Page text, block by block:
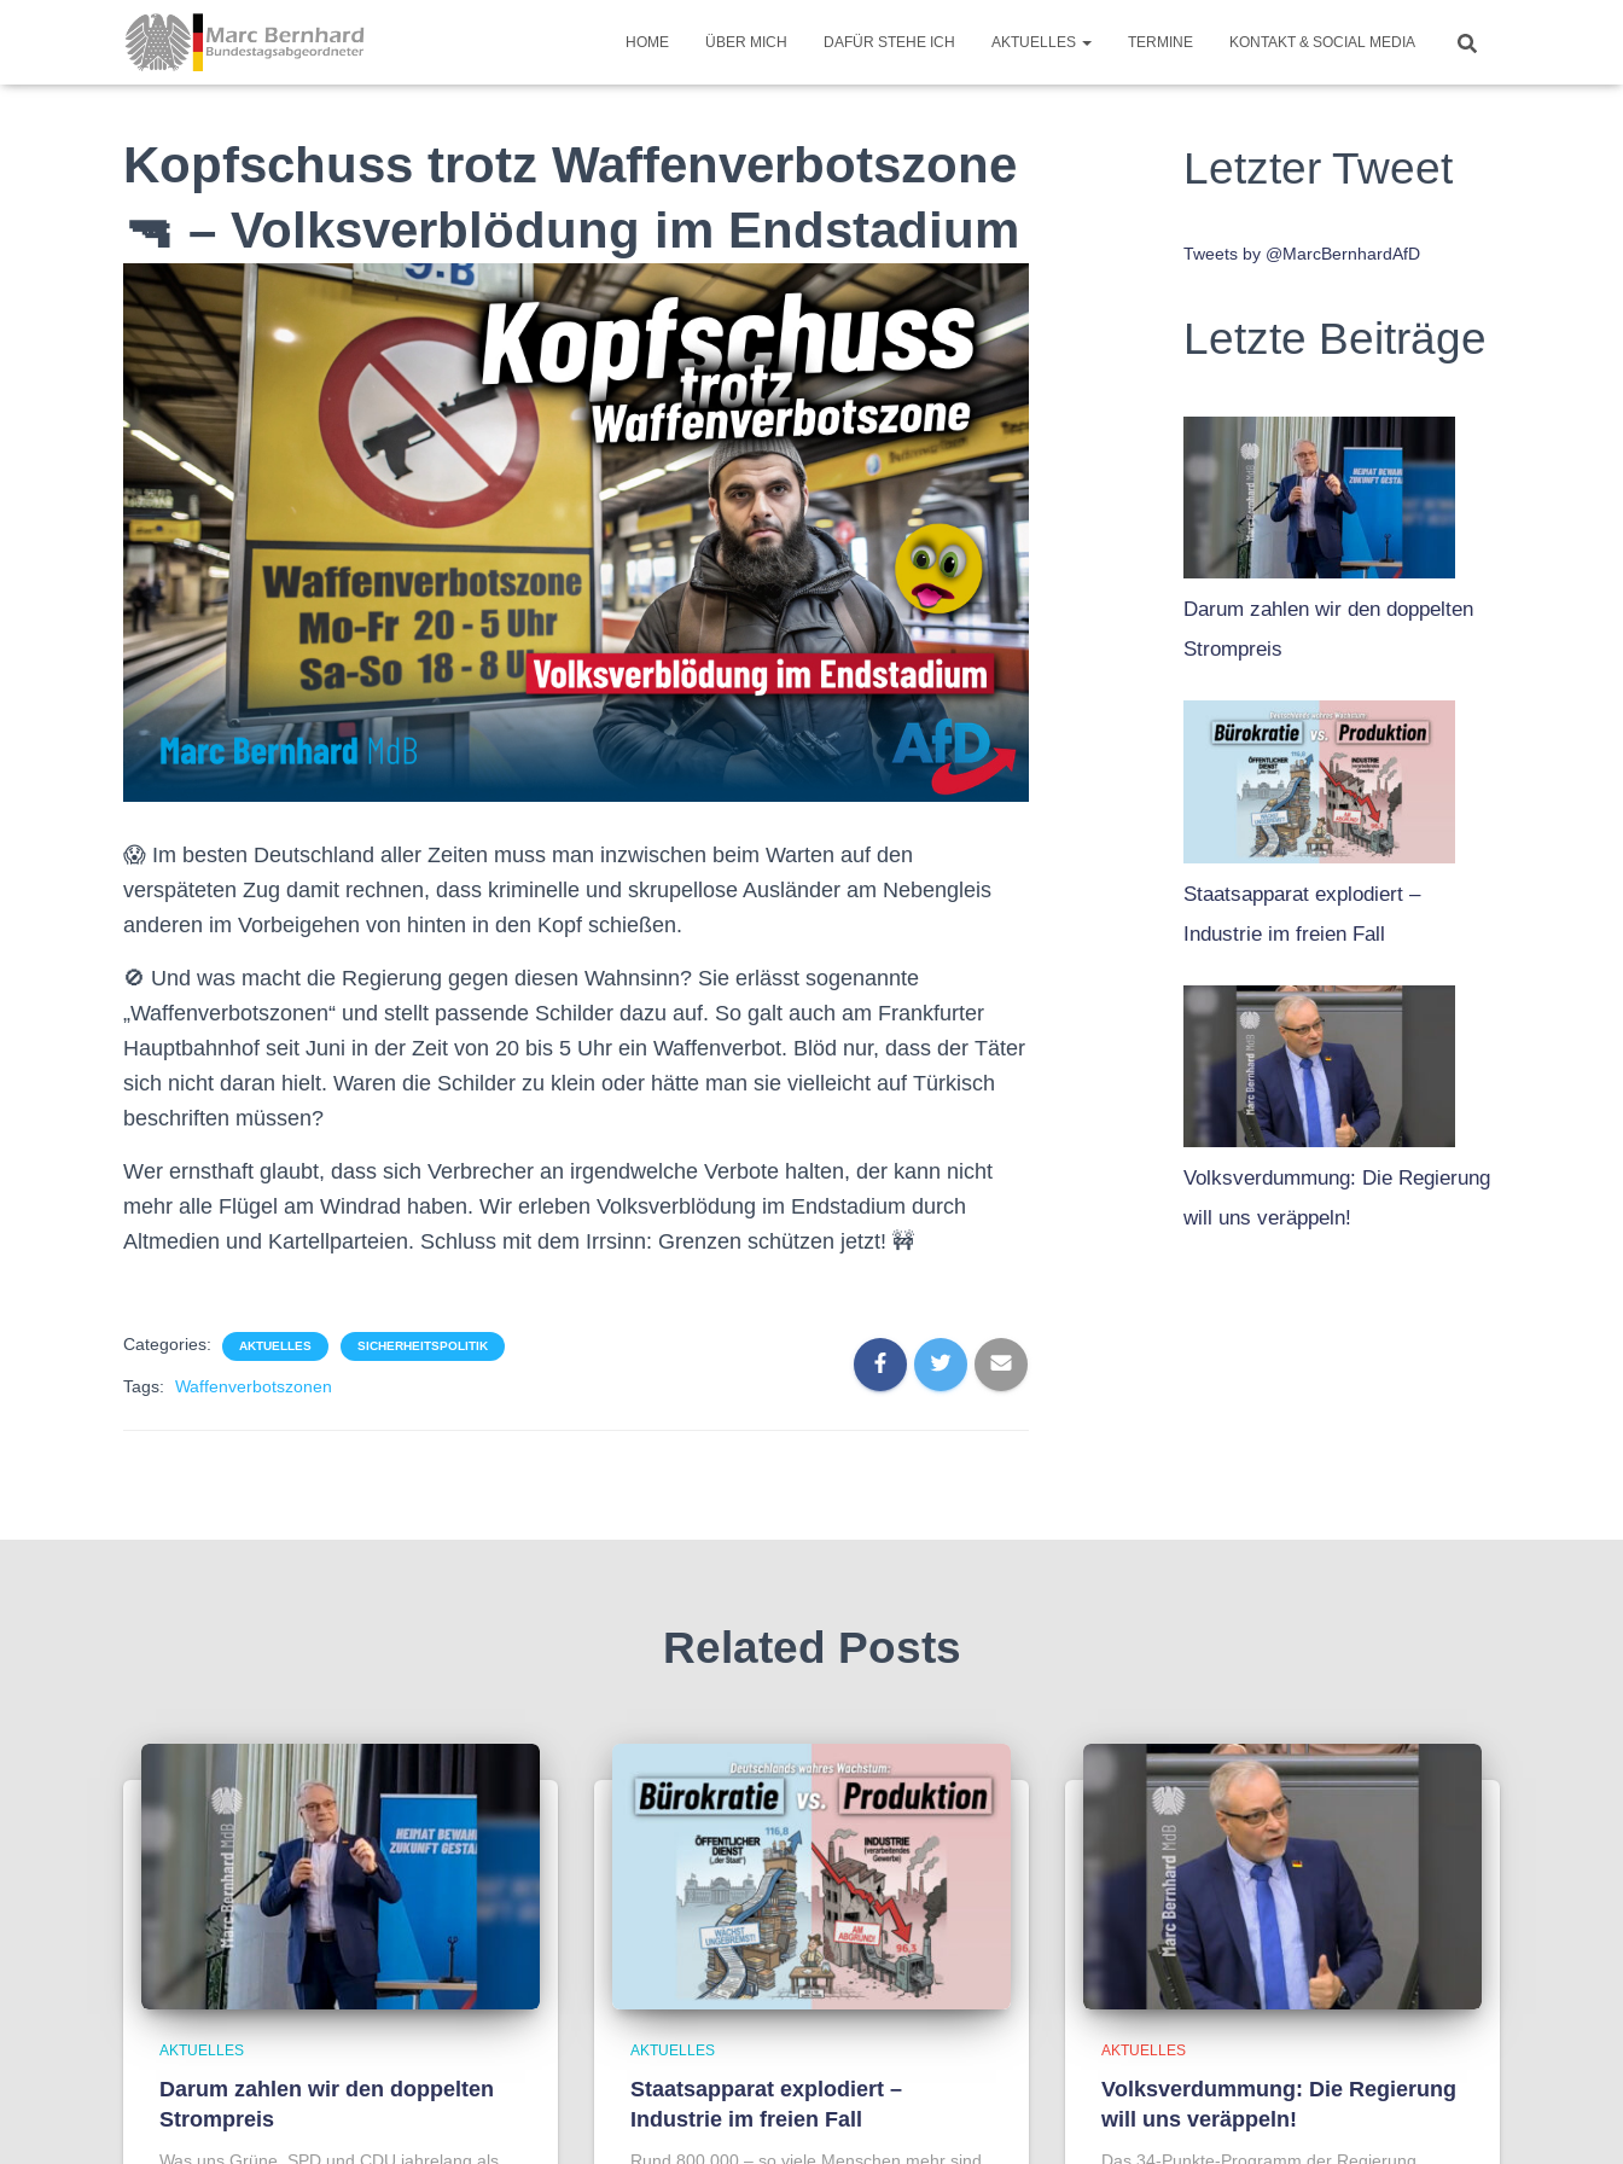
HOME ÜBER MICH DAFÜR STEHE ICH AKTUELLES TERMINE KONTAKT & SOCIAL MEDIA
Kopfschuss trotz Waffenverbotszone
🔫 – Volksverblödung im Endstadium
😱 Im besten Deutschland aller Zeiten muss man inzwischen beim Warten auf den
verspäteten Zug damit rechnen, dass kriminelle und skrupellose Ausländer am Nebengleis
anderen im Vorbeigehen von hinten in den Kopf schießen.
🚫 Und was macht die Regierung gegen diesen Wahnsinn? Sie erlässt sogenannte
„Waffenverbotszonen“ und stellt passende Schilder dazu auf. So galt auch am Frankfurter
Hauptbahnhof seit Juni in der Zeit von 20 bis 5 Uhr ein Waffenverbot. Blöd nur, dass der Täter
sich nicht daran hielt. Waren die Schilder zu klein oder hätte man sie vielleicht auf Türkisch
beschriften müssen?
Wer ernsthaft glaubt, dass sich Verbrecher an irgendwelche Verbote halten, der kann nicht
mehr alle Flügel am Windrad haben. Wir erleben Volksverblödung im Endstadium durch
Altmedien und Kartellparteien. Schluss mit dem Irrsinn: Grenzen schützen jetzt! 🚧
Categories: AKTUELLES SICHERHEITSPOLITIK
Tags: Waffenverbotszonen
Letzter Tweet
Tweets by @MarcBernhardAfD
Letzte Beiträge
Darum zahlen wir den doppelten
Strompreis
Staatsapparat explodiert –
Industrie im freien Fall
Volksverdummung: Die Regierung
will uns veräppeln!
Related Posts
AKTUELLES
Darum zahlen wir den doppelten
Strompreis
AKTUELLES
Staatsapparat explodiert –
Industrie im freien Fall
AKTUELLES
Volksverdummung: Die Regierung
will uns veräppeln!